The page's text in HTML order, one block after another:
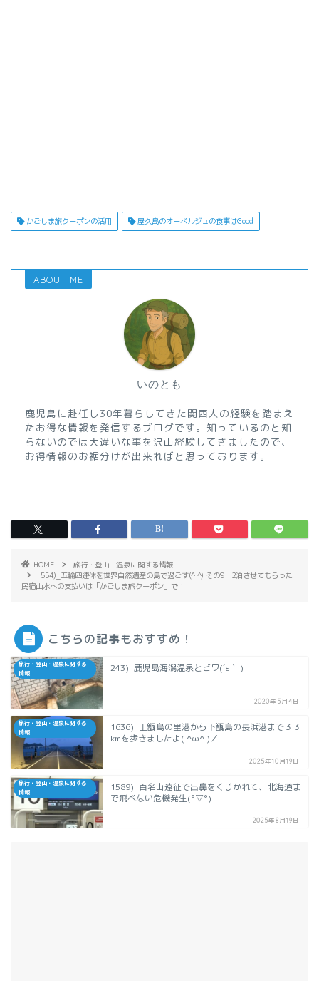
かごしま旅クーポンの活用 屋久島のオーベルジュの食事はGood
ABOUT ME
いのとも
鹿児島に赴任し30年暮らしてきた関西人の経験を踏まえ
たお得な情報を発信するブログです。知っているのと知
らないのでは大違いな事を沢山経験してきましたので、
お得情報のお裾分けが出来ればと思っております。
HOME
旅行・登山・温泉に関する情報
554)_五輪四連休を世界自然遺産の島で過ごす(^ ^) その9 2泊させてもらった
民宿山水への支払いは「かごしま旅クーポン」で！
こちらの記事もおすすめ！
旅行・登山・温泉に関する
情報
243)_鹿児島海潟温泉とビワ(´ε｀ )
2020年5月4日
旅行・登山・温泉に関する
情報
1636)_上甑島の里港から下甑島の長浜港まで３３
kmを歩きましたよ( ^ω^ )／
2025年10月19日
旅行・登山・温泉に関する
情報
1589)_百名山遠征で出鼻をくじかれて、北海道ま
で飛べない危機発生(°▽°)
2025年8月19日